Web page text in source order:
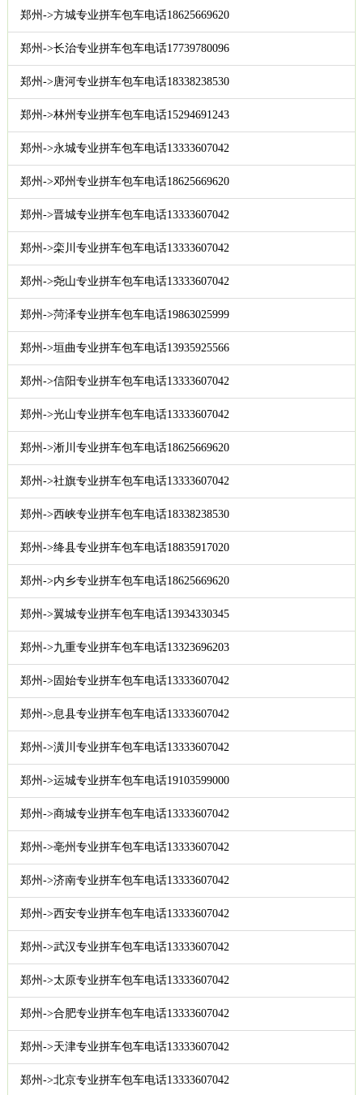
郑州->方城专业拼车包车电话18625669620
郑州->长治专业拼车包车电话17739780096
郑州->唐河专业拼车包车电话18338238530
郑州->林州专业拼车包车电话15294691243
郑州->永城专业拼车包车电话13333607042
郑州->邓州专业拼车包车电话18625669620
郑州->晋城专业拼车包车电话13333607042
郑州->栾川专业拼车包车电话13333607042
郑州->尧山专业拼车包车电话13333607042
郑州->菏泽专业拼车包车电话19863025999
郑州->垣曲专业拼车包车电话13935925566
郑州->信阳专业拼车包车电话13333607042
郑州->光山专业拼车包车电话13333607042
郑州->淅川专业拼车包车电话18625669620
郑州->社旗专业拼车包车电话13333607042
郑州->西峡专业拼车包车电话18338238530
郑州->绛县专业拼车包车电话18835917020
郑州->内乡专业拼车包车电话18625669620
郑州->翼城专业拼车包车电话13934330345
郑州->九重专业拼车包车电话13323696203
郑州->固始专业拼车包车电话13333607042
郑州->息县专业拼车包车电话13333607042
郑州->潢川专业拼车包车电话13333607042
郑州->运城专业拼车包车电话19103599000
郑州->商城专业拼车包车电话13333607042
郑州->亳州专业拼车包车电话13333607042
郑州->济南专业拼车包车电话13333607042
郑州->西安专业拼车包车电话13333607042
郑州->武汉专业拼车包车电话13333607042
郑州->太原专业拼车包车电话13333607042
郑州->合肥专业拼车包车电话13333607042
郑州->天津专业拼车包车电话13333607042
郑州->北京专业拼车包车电话13333607042